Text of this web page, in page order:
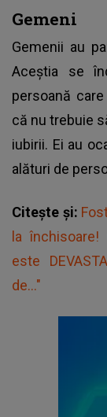
Gemeni
Gemenii au
Aceștia se
persoană
că nu trebuie
iubirii. Ei au
alături de
Citește și:
la închisoare!
este
de..."